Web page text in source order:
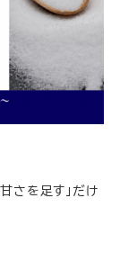
さを足す」だけ